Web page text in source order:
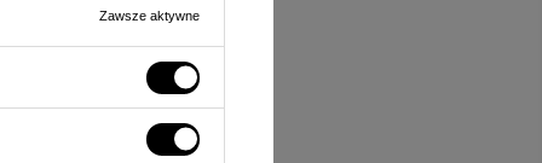
Zawsze aktywne